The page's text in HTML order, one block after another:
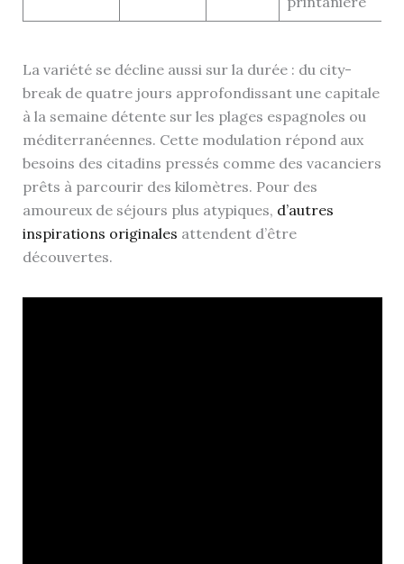
La variété se décline aussi sur la durée : du city-
break de quatre jours approfondissant une capitale
à la semaine détente sur les plages espagnoles ou
méditerranéennes. Cette modulation répond aux
besoins des citadins pressés comme des vacanciers
prêts à parcourir des kilomètres. Pour des
amoureux de séjours plus atypiques, d’autres
inspirations originales attendent d’être
découvertes.